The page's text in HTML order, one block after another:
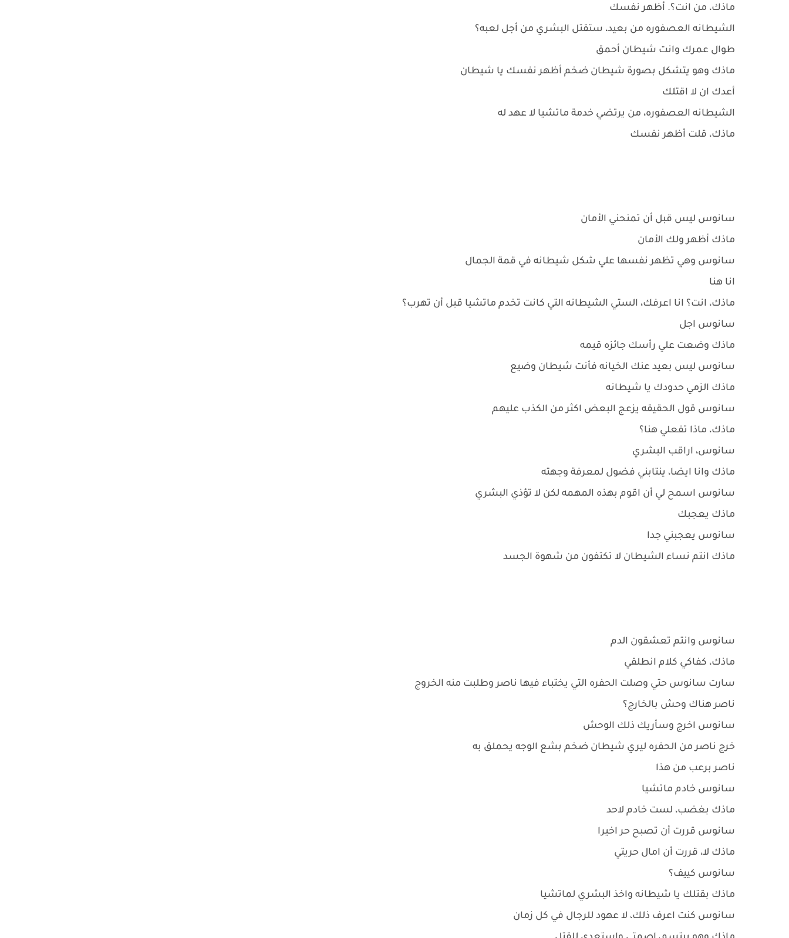
ماذك، من انت؟. أظهر نفسك
الشيطانه العصفوره من بعيد، ستقتل البشري من أجل لعبه؟
طوال عمرك وانت شيطان أحمق
ماذك وهو يتشكل بصورة شيطان ضخم أظهر نفسك يا شيطان
أعدك ان لا اقتلك
الشيطانه العصفوره، من يرتضي خدمة ماتشيا لا عهد له
ماذك، قلت أظهر نفسك
سانوس ليس قبل أن تمنحني الأمان
ماذك أظهر ولك الأمان
سانوس وهي تظهر نفسها علي شكل شيطانه في قمة الجمال
انا هنا
ماذك، انت؟ انا اعرفك، الستي الشيطانه التي كانت تخدم ماتشيا قبل أن تهرب؟
سانوس اجل
ماذك وضعت علي رأسك جائزه قيمه
سانوس ليس بعيد عنك الخيانه فأنت شيطان وضيع
ماذك الزمي حدودك يا شيطانه
سانوس قول الحقيقه يزعج البعض اكثر من الكذب عليهم
ماذك، ماذا تفعلي هنا؟
سانوس، اراقب البشري
ماذك وانا ايضا، ينتابني فضول لمعرفة وجهته
سانوس اسمح لي أن اقوم بهذه المهمه لكن لا تؤذي البشري
ماذك يعجبك
سانوس يعجبني جدا
ماذك انتم نساء الشيطان لا تكتفون من شهوة الجسد
سانوس وانتم تعشقون الدم
ماذك، كفاكي كلام انطلقي
سارت سانوس حتي وصلت الحفره التي يختباء فيها ناصر وطلبت منه الخروج
ناصر هناك وحش بالخارج؟
سانوس اخرج وسأريك ذلك الوحش
خرج ناصر من الحفره ليري شيطان ضخم بشع الوجه يحملق به
ناصر برعب من هذا
سانوس خادم ماتشيا
ماذك بغضب، لست خادم لاحد
سانوس قررت أن تصبح حر اخيرا
ماذك لا، قررت أن امال حريتي
سانوس كييف؟
ماذك بقتلك يا شيطانه واخذ البشري لماتشيا
سانوس كنت اعرف ذلك، لا عهود للرجال في كل زمان